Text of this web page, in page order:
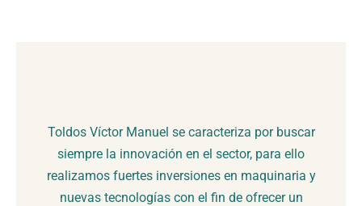
Toldos Víctor Manuel se caracteriza por buscar
siempre la innovación en el sector, para ello
realizamos fuertes inversiones en maquinaria y
nuevas tecnologías con el fin de ofrecer un